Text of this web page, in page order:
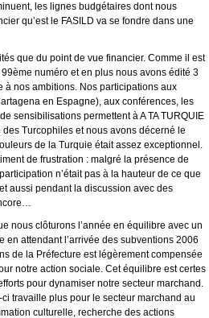
les lignes budgétaires dont nous
qu’est le FASILD va se fondre dans une
que du point de vue financier. Comme il est
numéro et en plus nous avons édité 3
à nos ambitions. Nos participations aux
en Espagne), aux conférences, les
sensibilisations permettent à A TA TURQUIE
Turcophiles et nous avons décerné le
de la Turquie était assez exceptionnel.
de frustration : malgré la présence de
n’était pas à la hauteur de ce que
aussi pendant la discussion avec des
nous clôturons l’année en équilibre avec un
en attendant l’arrivée des subventions 2006
de la Préfecture est légèrement compensée
notre action sociale. Cet équilibre est certes
pour dynamiser notre secteur marchand.
travaille plus pour le secteur marchand au
culturelle, recherche des actions